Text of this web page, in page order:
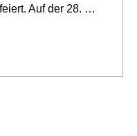
Auf der 28. …